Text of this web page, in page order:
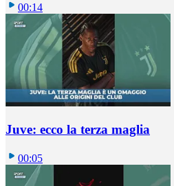
00:14
Juve: ecco la terza maglia
00:05